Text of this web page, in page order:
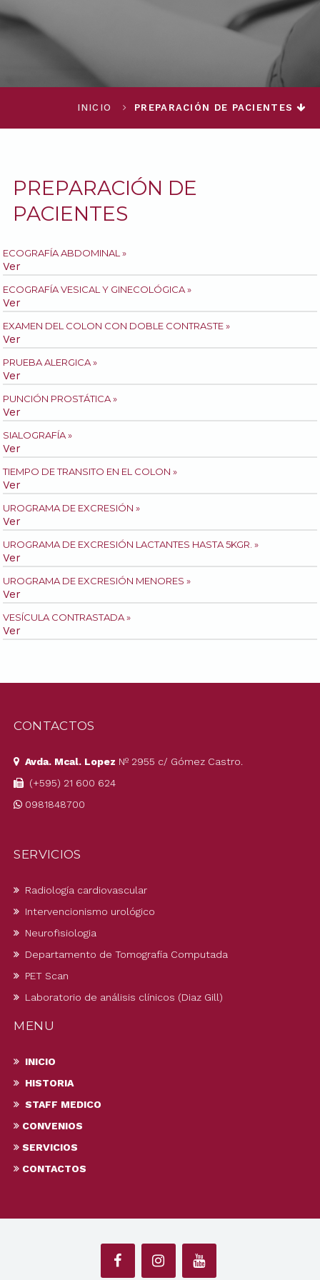
INICIO PREPARACIÓN DE PACIENTES
PREPARACIÓN DE
PACIENTES
ECOGRAFÍA ABDOMINAL »
Ver
ECOGRAFÍA VESICAL Y GINECOLÓGICA »
Ver
EXAMEN DEL COLON CON DOBLE CONTRASTE »
Ver
PRUEBA ALERGICA »
Ver
PUNCIÓN PROSTÁTICA »
Ver
SIALOGRAFÍA »
Ver
TIEMPO DE TRANSITO EN EL COLON »
Ver
UROGRAMA DE EXCRESIÓN »
Ver
UROGRAMA DE EXCRESIÓN LACTANTES HASTA 5KGR. »
Ver
UROGRAMA DE EXCRESIÓN MENORES »
Ver
VESÍCULA CONTRASTADA »
Ver
CONTACTOS
Avda. Mcal. Lopez Nº 2955 c/ Gómez Castro.
(+595) 21 600 624
0981848700
SERVICIOS
Radiología cardiovascular
Intervencionismo urológico
Neurofisiologia
Departamento de Tomografía Computada
PET Scan
Laboratorio de análisis clínicos (Diaz Gill)
MENU
INICIO
HISTORIA
STAFF MEDICO
CONVENIOS
SERVICIOS
CONTACTOS